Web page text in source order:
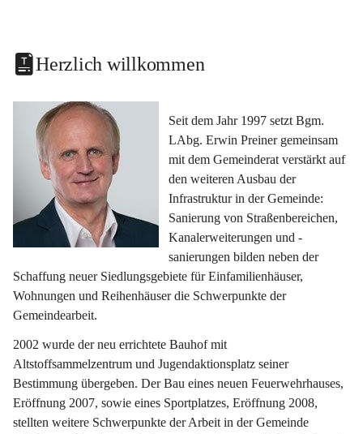
Herzlich willkommen
Seit dem Jahr 1997 setzt Bgm.
LAbg. Erwin Preiner gemeinsam
mit dem Gemeinderat verstärkt auf
den weiteren Ausbau der
Infrastruktur in der Gemeinde:
Sanierung von Straßenbereichen,
Kanalerweiterungen und -
sanierungen bilden neben der
Schaffung neuer Siedlungsgebiete für Einfamilienhäuser,
Wohnungen und Reihenhäuser die Schwerpunkte der
Gemeindearbeit.
2002 wurde der neu errichtete Bauhof mit
Altstoffsammelzentrum und Jugendaktionsplatz seiner
Bestimmung übergeben. Der Bau eines neuen Feuerwehrhauses,
Eröffnung 2007, sowie eines Sportplatzes, Eröffnung 2008,
stellten weitere Schwerpunkte der Arbeit in der Gemeinde